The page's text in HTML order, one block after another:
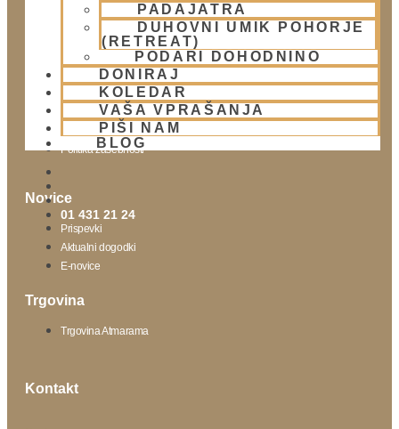
PADAJATRA
DUHOVNI UMIK POHORJE
(RETREAT)
PODARI DOHODNINO
DONIRAJ
KOLEDAR
VAŠA VPRAŠANJA
PIŠI NAM
BLOG
01 431 21 24
Urnik templja
Nedeljsko srečanje
Parkiranje
Politika zasebnosti
Novice
Prispevki
Aktualni dogodki
E-novice
Trgovina
Trgovina Atmarama
Kontakt